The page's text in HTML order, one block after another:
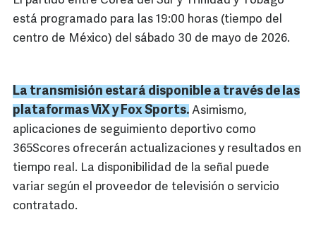
está programado para las 19:00 horas (tiempo del
centro de México) del sábado 30 de mayo de 2026.
La transmisión estará disponible a través de las
plataformas ViX y Fox Sports. Asimismo,
aplicaciones de seguimiento deportivo como
365Scores ofrecerán actualizaciones y resultados en
tiempo real. La disponibilidad de la señal puede
variar según el proveedor de televisión o servicio
contratado.